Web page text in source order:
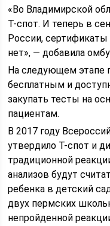
«Во Владимирской
Т-спот. И теперь в
России, сертификаты
нет», — добавила
На следующем этапе
бесплатным и
закупать тесты на
пациентам.
В 2017 году
утвердило T-спот и
традиционной
анализов будут
ребенка в детский
двух пермских
непройденной